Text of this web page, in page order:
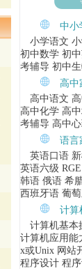
中小
小学语文
初中数学 初
考辅导 初中
高中
高中语文
高中化学 高
考辅导 高中
语言
英语口语
英语六级 RGE
韩语 俄语 希
西班牙语 葡
计算
计算机基本
计算机应用能
x或Unix 网站
程序设计 程